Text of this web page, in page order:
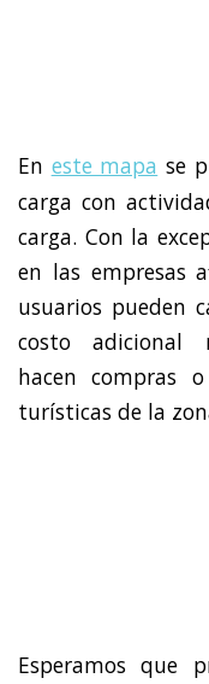
En este mapa se
carga con
carga. Con la
en las empresas
usuarios pueden
costo adicional
hacen compras
turísticas de la
Esperamos que